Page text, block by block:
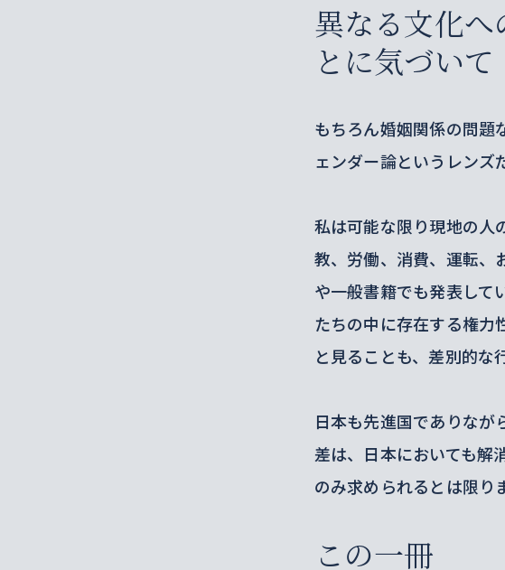
異なる文化
とに気づいて
もちろん婚姻関係の問題
ェンダー論というレンズ
私は可能な限り現地の人
教、労働、消費、運転、
や一般書籍でも発表して
たちの中に存在する権力
と見ることも、差別的な
日本も先進国でありな
差は、日本においても解
のみ求められるとは限り
この一冊